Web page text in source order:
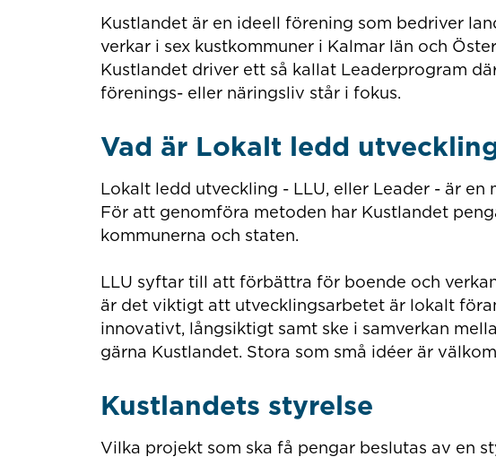
Kustlandet är en ideell förening som bedriver
verkar i sex kustkommuner i Kalmar län och
Kustlandet driver ett så kallat Leaderprogram
förenings- eller näringsliv står i fokus.
Vad är Lokalt ledd
Lokalt ledd utveckling - LLU, eller Leader - är
För att genomföra metoden har Kustlandet
kommunerna och staten.
LLU syftar till att förbättra för boende och
är det viktigt att utvecklingsarbetet är lokalt
innovativt, långsiktigt samt ske i samverkan
gärna Kustlandet. Stora som små idéer är
Kustlandets styrelse
Vilka projekt som ska få pengar beslutas av en